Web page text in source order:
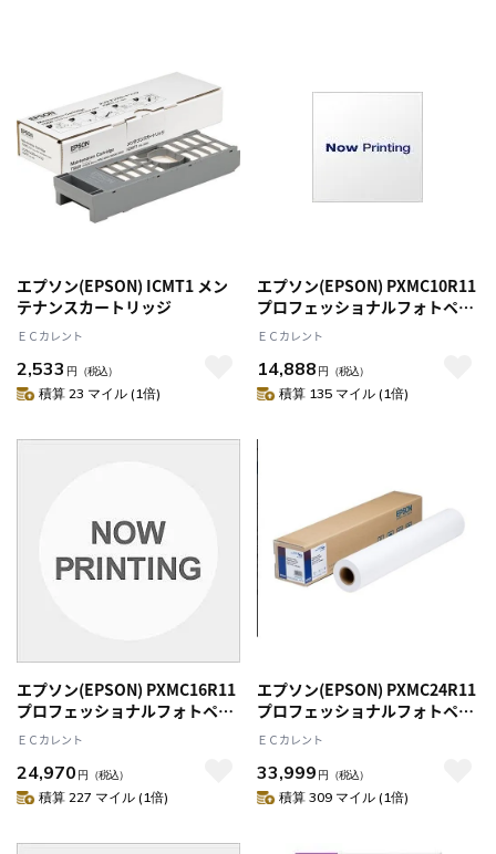
エプソン(EPSON) ICMT1 メン
テナンスカートリッジ
ＥＣカレント
2,533 円 （税込）
積算 23 マイル (1倍)
エプソン(EPSON) PXMC10R11
プロフェッショナルフォトペー
パー 厚手絹目 254mm 10ｲﾝﾁ
ＥＣカレント
14,888 円 （税込）
積算 135 マイル (1倍)
エプソン(EPSON) PXMC16R11
プロフェッショナルフォトペー
パー 厚手絹目 ロールタイプ
406mm×30.5m
ＥＣカレント
24,970 円 （税込）
積算 227 マイル (1倍)
エプソン(EPSON) PXMC24R11
プロフェッショナルフォトペー
パー 厚手絹目 610mm 24ｲﾝﾁ
x30.5m
ＥＣカレント
33,999 円 （税込）
積算 309 マイル (1倍)